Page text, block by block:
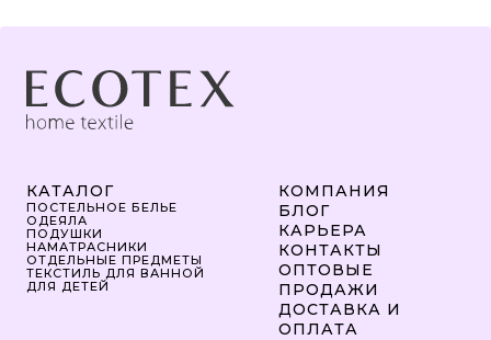
КАТАЛОГ
ПОСТЕЛЬНОЕ БЕЛЬЕ
ОДЕЯЛА
ПОДУШКИ
НАМАТРАСНИКИ
ОТДЕЛЬНЫЕ ПРЕДМЕТЫ
ТЕКСТИЛЬ ДЛЯ ВАННОЙ
ДЛЯ ДЕТЕЙ
КОМПАНИЯ
БЛОГ
КАРЬЕРА
КОНТАКТЫ
ОПТОВЫЕ
ПРОДАЖИ
ДОСТАВКА И
ОПЛАТА